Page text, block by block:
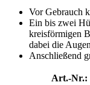
Vor Gebrauch
Ein bis zwei
kreisförmigen
dabei die
Anschließend
Art.-Nr.: